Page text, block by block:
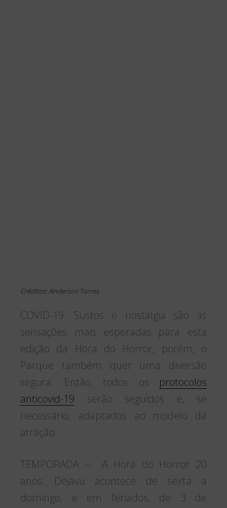
noturno, que relembra toda a história da
atração, abre às 18h30, finalizando às
20h30. Todas as informações sobre
Passaportis podem ser conferidas neste
link. Vale lembrar que o Hopi Hari não se
responsabiliza por Passaportis
adquiridos fora de seus canais oficiais de
vendas.
Localizado no interior paulista, próximo a
Região Metropolitana de Campinas, o
Parque Temático Hopi Hari conta com